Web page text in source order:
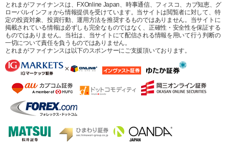
とれまがファイナンスは、FXOnline Japan、時事通信、フィスコ、カブ知恵、グ
ローバルインフォから情報提供を受けています。当サイトは閲覧者に対して、特
定の投資対象、投資行動、運用方法を推奨するものではありません。当サイトに
掲載されている情報は必ずしも完全なものではなく、正確性・安全性を保証する
ものではありません。当社は、当サイトにて配信される情報を用いて行う判断の
一切について責任を負うものではありません。
とれまがファイナンスは以下のスポンサーにご支援頂いております。